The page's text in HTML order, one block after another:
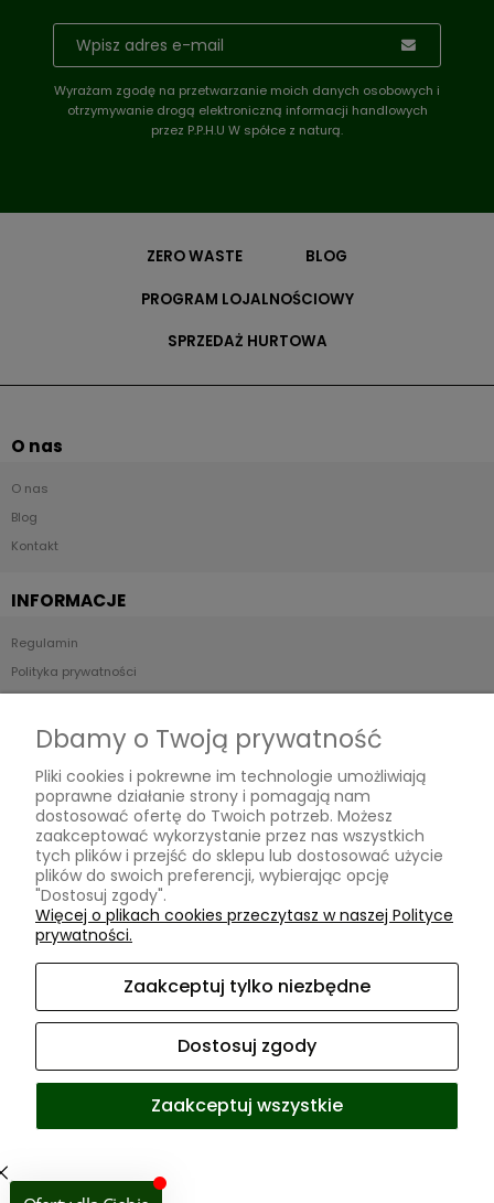
Wyrażam zgodę na przetwarzanie moich danych osobowych i
otrzymywanie drogą elektroniczną informacji handlowych
przez P.P.H.U W spółce z naturą.
ZERO WASTE BLOG
PROGRAM LOJALNOŚCIOWY
SPRZEDAŻ HURTOWA
O nas
O nas
Blog
Kontakt
INFORMACJE
Regulamin
Polityka prywatności
Odstąp od umowy tutaj
PŁATNOŚCI I DOSTAWA
Formy płatności
Czas i koszty dostawy
Moje konto
Przechowalnia
Sklep internetowy Shoper Premium
Dbamy o Twoją prywatność
Pliki cookies i pokrewne im technologie umożliwiają
poprawne działanie strony i pomagają nam
dostosować ofertę do Twoich potrzeb. Możesz
zaakceptować wykorzystanie przez nas wszystkich
tych plików i przejść do sklepu lub dostosować użycie
plików do swoich preferencji, wybierając opcję
"Dostosuj zgody".
Więcej o plikach cookies przeczytasz w naszej Polityce
prywatności.
Zaakceptuj tylko niezbędne
Dostosuj zgody
Zaakceptuj wszystkie